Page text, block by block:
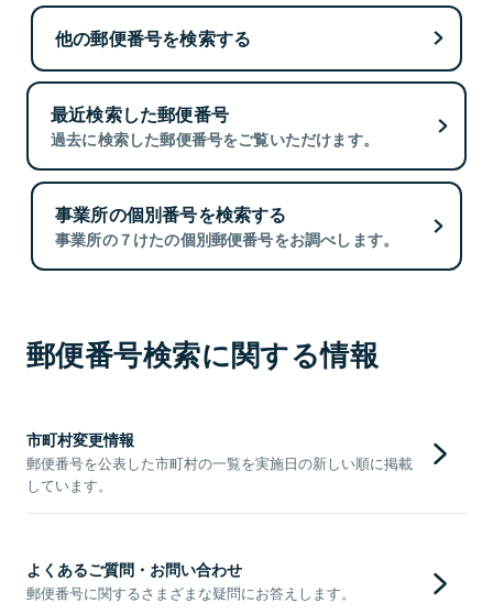
他の郵便番号を検索する
最近検索した郵便番号
過去に検索した郵便番号をご覧いただけます。
事業所の個別番号を検索する
事業所の７けたの個別郵便番号をお調べします。
郵便番号検索に関する情報
市町村変更情報
郵便番号を公表した市町村の一覧を実施日の新しい順に掲載
しています。
よくあるご質問・お問い合わせ
郵便番号に関するさまざまな疑問にお答えします。